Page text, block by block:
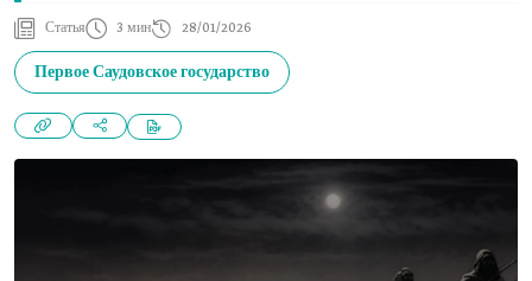
Статья 3 мин 28/01/2026
Первое Саудовское государство